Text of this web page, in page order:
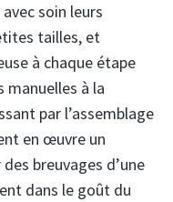
soin leurs
tailles, et
à chaque étape
manuelles à la
par l’assemblage
en œuvre un
breuvages d’une
dans le goût du